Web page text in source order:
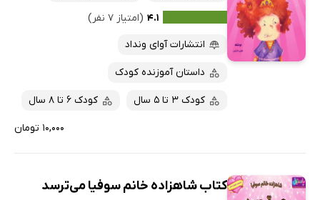
۴.۱ (امتیاز ۷ نفر)
انتشارات آوای ونداد
داستان آموزنده کودک
کودک 3 تا 5 سال کودک 6 تا 8 سال
۱۰,۰۰۰ تومان
کتاب شاهزاده خانم سوفیا می‌ترسد